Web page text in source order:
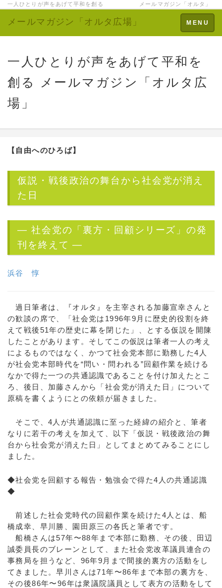
一人ひとりが声をあげて平和を創る メールマガジン「オルタ」
Toggle
navigation
MENU
メールマガジン「オルタ広場」
一人ひとりが声をあげて平和を
創る メールマガジン「オルタ広
場」
【自由へのひろば】
仮説・戦後政治の舞台から社会党が消え
た日
— 社会党の「裏方・回顧シリーズ」の発
刊を終えて —
浜谷 惇
過日筆者は、『オルタ』を主宰される加藤宣幸さんと
の歓談の席で、「社会党は1996年9月に歴史的役割を終
えて戦後51年の歴史に幕を閉じた」、とする仮説を開陳
したことがあります。そしてこの仮説は筆者一人の考え
によるものではなく、かつて社会党本部に勤務した4人
が社会党本部時代を“問い・問われる”回顧作業を続ける
なかで得た一つの共通認識であることを付け加えたとこ
ろ、後日、加藤さんから「社会党が消えた日」について
原稿を書くようにとの依頼が届きました。
そこで、4人が共通認識に至った経緯の紹介と、筆者
なりに若干の考えを加えて、以下「仮説・戦後政治の舞
台から社会党が消えた日」としてまとめてみることにし
ました。
◆社会党を回顧する報告・勉強会で得た4人の共通認識
◆
前述した社会党時代の回顧作業を続けた4人とは、船
橋成幸、早川勝、園田原三の各氏と筆者です。
船橋さんは57年〜88年まで本部に勤務、その後、田辺
誠委員長のブレーンとして、また社会党改革議員連合の
事務局を担うなど、96年9月まで間接的裏方の活動をし
てきました。早川さんは71年〜86年まで本部の裏方を、
その後86年〜96年は衆議院議員として表方の活動をして